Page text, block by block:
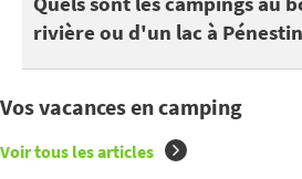
rivière ou d'un lac à
Vos vacances en camping
Voir tous les articles